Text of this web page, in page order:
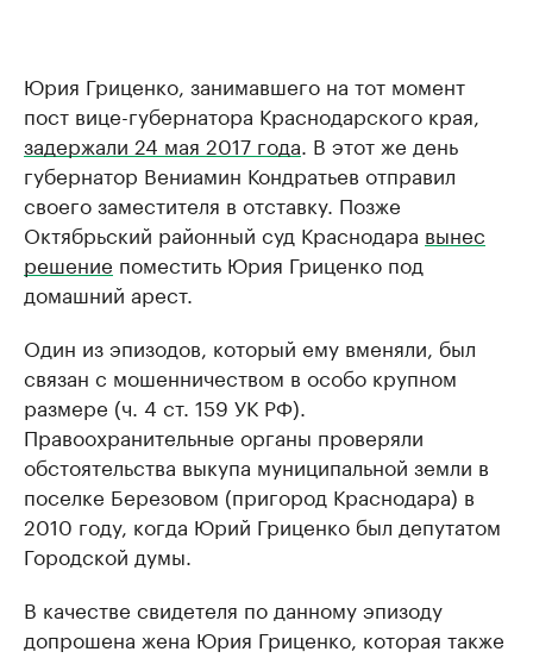
Юрия Гриценко, занимавшего на тот момент
пост вице-губернатора Краснодарского края,
задержали 24 мая 2017 года. В этот же день
губернатор Вениамин Кондратьев отправил
своего заместителя в отставку. Позже
Октябрьский районный суд Краснодара вынес
решение поместить Юрия Гриценко под
домашний арест.
Один из эпизодов, который ему вменяли, был
связан с мошенничеством в особо крупном
размере (ч. 4 ст. 159 УК РФ).
Правоохранительные органы проверяли
обстоятельства выкупа муниципальной земли в
поселке Березовом (пригород Краснодара) в
2010 году, когда Юрий Гриценко был депутатом
Городской думы.
В качестве свидетеля по данному эпизоду
допрошена жена Юрия Гриценко, которая также